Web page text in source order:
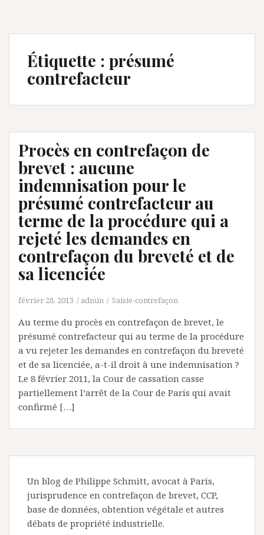
Étiquette : présumé
contrefacteur
Procès en contrefaçon de
brevet : aucune
indemnisation pour le
présumé contrefacteur au
terme de la procédure qui a
rejeté les demandes en
contrefaçon du breveté et de
sa licenciée
février 28, 2013 admin Saisie-contrefaçon
Au terme du procès en contrefaçon de brevet, le
présumé contrefacteur qui au terme de la procédure
a vu rejeter les demandes en contrefaçon du breveté
et de sa licenciée, a-t-il droit à une indemnisation ?
Le 8 février 2011, la Cour de cassation casse
partiellement l’arrêt de la Cour de Paris qui avait
confirmé […]
Un blog de Philippe Schmitt, avocat à Paris,
jurisprudence en contrefaçon de brevet, CCP,
base de données, obtention végétale et autres
débats de propriété industrielle.